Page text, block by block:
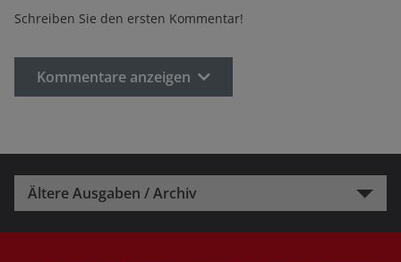
Schreiben Sie den ersten Kommentar!
Kommentare anzeigen
Ältere Ausgaben / Archiv